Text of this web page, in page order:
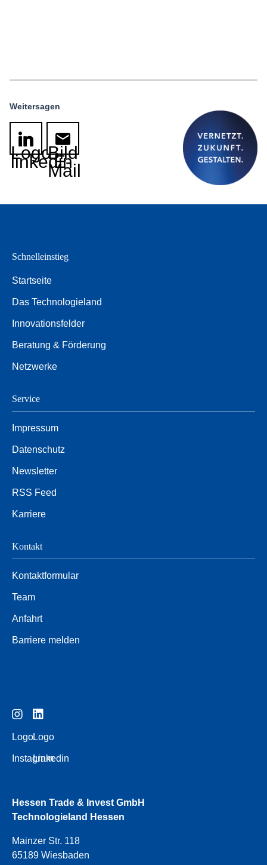
Weitersagen
Logo
linkedin
Bild
E-
Mail
Schnelleinstieg
Startseite
Das Technologieland
Innovationsfelder
Beratung & Förderung
Netzwerke
Service
Impressum
Datenschutz
Newsletter
RSS Feed
Karriere
Kontakt
Kontaktformular
Team
Anfahrt
Barriere melden
Logo
Instagram
Logo
Linkedin
Hessen Trade & Invest GmbH
Technologieland Hessen
Mainzer Str. 118
65189 Wiesbaden